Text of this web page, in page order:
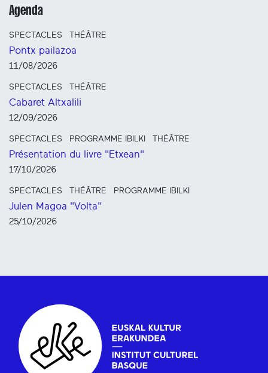
Agenda
SPECTACLES THÉÂTRE
Pontx pailazoa
11/08/2026
SPECTACLES THÉÂTRE
Cabaret Altxalili
12/09/2026
SPECTACLES PROGRAMME IBILKI THÉÂTRE
Présentation du livre "Etxean"
17/10/2026
SPECTACLES THÉÂTRE PROGRAMME IBILKI
Julen Magoa "Volta"
25/10/2026